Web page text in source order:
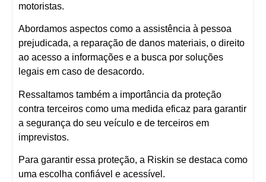
motoristas.
Abordamos aspectos como a assistência à pessoa
prejudicada, a reparação de danos materiais, o direito
ao acesso a informações e a busca por soluções
legais em caso de desacordo.
Ressaltamos também a importância da proteção
contra terceiros como uma medida eficaz para garantir
a segurança do seu veículo e de terceiros em
imprevistos.
Para garantir essa proteção, a Riskin se destaca como
uma escolha confiável e acessível.